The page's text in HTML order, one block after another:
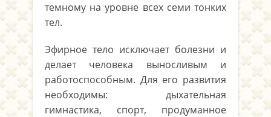
темному на уровне всех семи тонких
тел.
Эфирное тело исключает болезни и
делает человека выносливым и
работоспособным. Для его развития
необходимы: дыхательная
гимнастика, спорт, продуманное